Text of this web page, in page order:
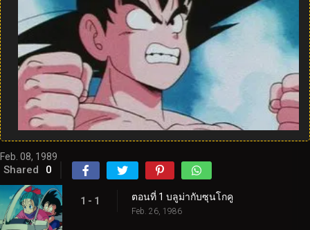
Feb. 08, 1989
Shared 0
1 - 1 ตอนที่ 1 บลูม่ากับซุนโกคู
Feb. 26, 1986